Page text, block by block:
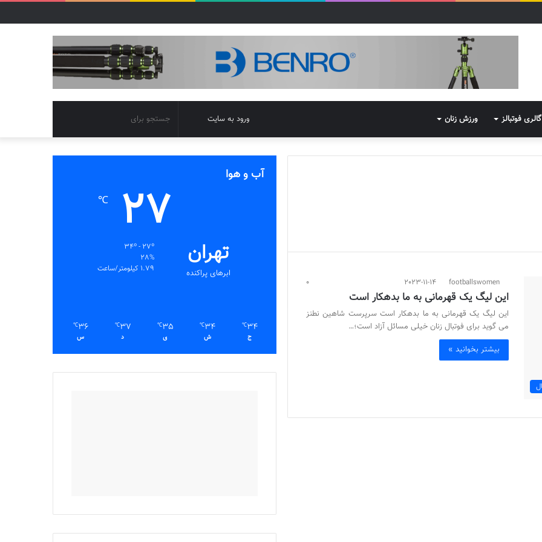
گالری فوتبالز ورزش زنان
برای
تغییر
پوسته
ورود به سایت
footballswomen
2023-11-14
0
این لیگ یک قهرمانی به ما بدهکار است
این لیگ یک قهرمانی به ما بدهکار است سرپرست شاهین نطنز
می گوید برای فوتبال زنان خیلی مسائل آزاد است؛…
بیشتر بخوانید »
آب و هوا
تهران
ابرهای پراکنده
27
℃
28%
1.79 کیلومتر/ساعت
34
℃
ج
34
℃
ش
35
℃
ی
37
℃
د
36
℃
س